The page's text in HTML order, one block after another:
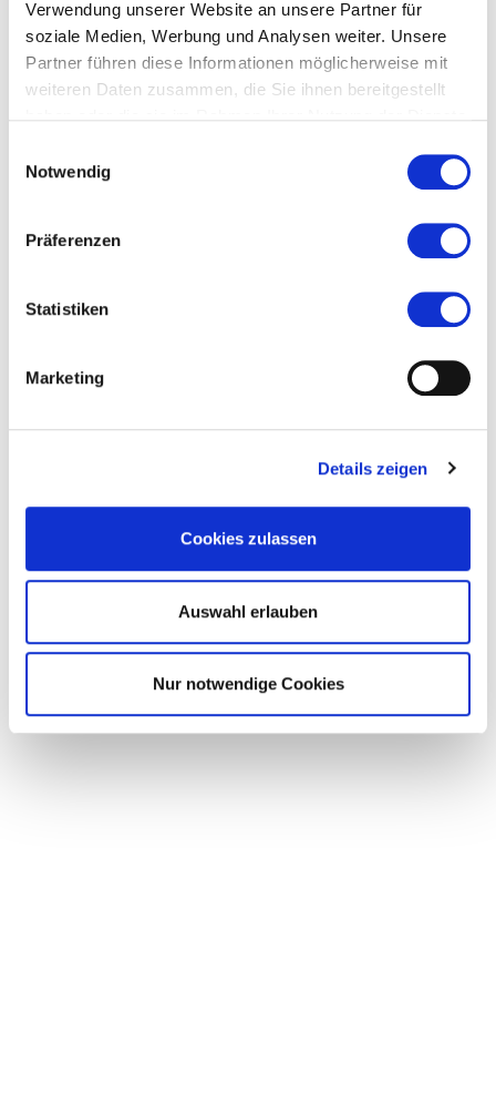
Verwendung unserer Website an unsere Partner für
soziale Medien, Werbung und Analysen weiter. Unsere
Partner führen diese Informationen möglicherweise mit
weiteren Daten zusammen, die Sie ihnen bereitgestellt
Notwendig
Präferenzen
Statistiken
Marketing
Details zeigen
Cookies zulassen
Auswahl erlauben
Nur notwendige Cookies